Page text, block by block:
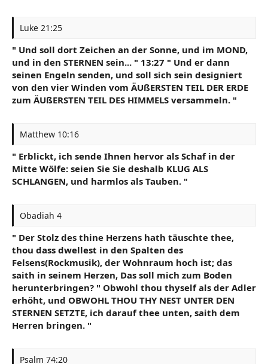
Luke 21:25
" Und soll dort Zeichen an der Sonne, und im MOND,
und in den STERNEN sein... " 13:27 " Und er dann
seinen Engeln senden, und soll sich sein designiert
von den vier Winden vom ÄUßERSTEN TEIL DER ERDE
zum ÄUßERSTEN TEIL DES HIMMELS versammeln. "
Matthew 10:16
" Erblickt, ich sende Ihnen hervor als Schaf in der
Mitte Wölfe: seien Sie Sie deshalb KLUG ALS
SCHLANGEN, und harmlos als Tauben. "
Obadiah 4
" Der Stolz des thine Herzens hath täuschte thee,
thou dass dwellest in den Spalten des
Felsens(Rockmusik), der Wohnraum hoch ist; das
saith in seinem Herzen, Das soll mich zum Boden
herunterbringen? " Obwohl thou thyself als der Adler
erhöht, und OBWOHL THOU THY NEST UNTER DEN
STERNEN SETZTE, ich darauf thee unten, saith dem
Herren bringen. "
Psalm 74:20